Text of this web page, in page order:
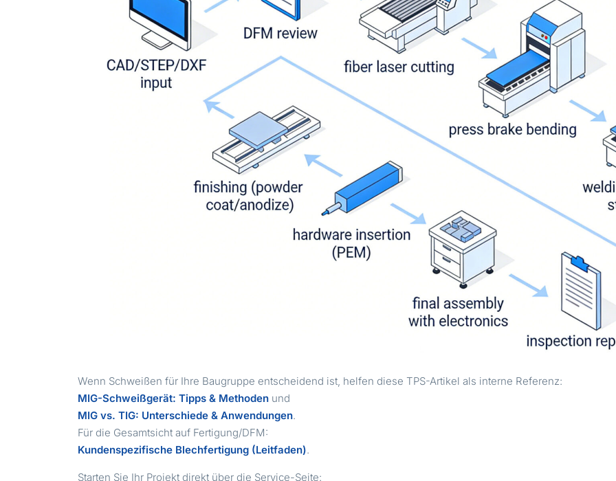
Wenn Schweißen für Ihre Baugruppe entscheidend ist, helfen diese TPS-Artikel als interne Referenz:
MIG-Schweißgerät: Tipps & Methoden und
MIG vs. TIG: Unterschiede & Anwendungen.
Für die Gesamtsicht auf Fertigung/DFM:
Kundenspezifische Blechfertigung (Leitfaden).
Starten Sie Ihr Projekt direkt über die Service-Seite: